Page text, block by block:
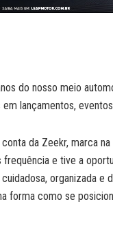
do nosso meio
lançamentos,
da Zeekr, marca
e tive a
organizada
forma como se